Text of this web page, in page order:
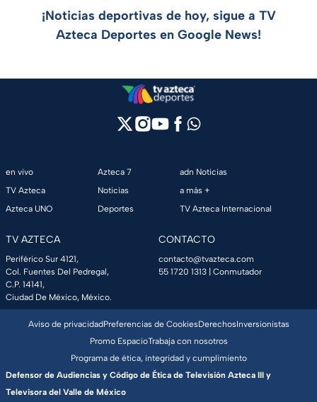
¡Noticias deportivas de hoy, sigue a TV
Azteca Deportes en Google News!
en vivo
TV Azteca
Azteca UNO
Azteca 7
Noticias
Deportes
adn Noticias
a más +
TV Azteca Internacional
TV AZTECA
Periférico Sur 4121,
Col. Fuentes Del Pedregal,
C.P. 14141,
Ciudad De México, México.
CONTACTO
contacto@tvazteca.com
55 1720 1313 | Conmutador
Aviso de privacidadPreferencias de CookiesDerechosInversionistas
Promo EspacioTrabaja con nosotros
Programa de ética, integridad y cumplimiento
Defensor de Audiencias y Código de Ética de Televisión Azteca III y
Televisora del Valle de México